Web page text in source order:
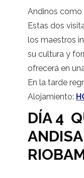
Andinos como
Estas dos
los maestros
su cultura y
ofrecerá en
En la tarde
Alojamiento:
DÍA 4